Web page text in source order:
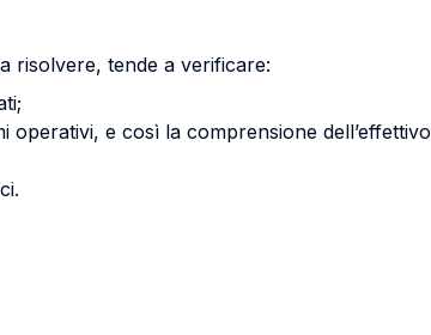
risolvere, tende a verificare:
operativi, e così la comprensione dell’effettivo